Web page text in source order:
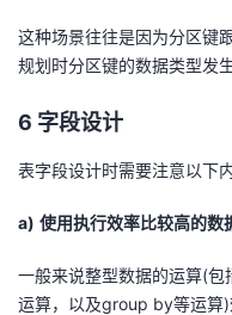
这种场景往往是因为分区键
规划时分区键的数据类型发
6 字段设计
表字段设计时需要注意以下
a) 使用执行效率比较高的数
一般来说整型数据的运算(
运算，以及group by等运算